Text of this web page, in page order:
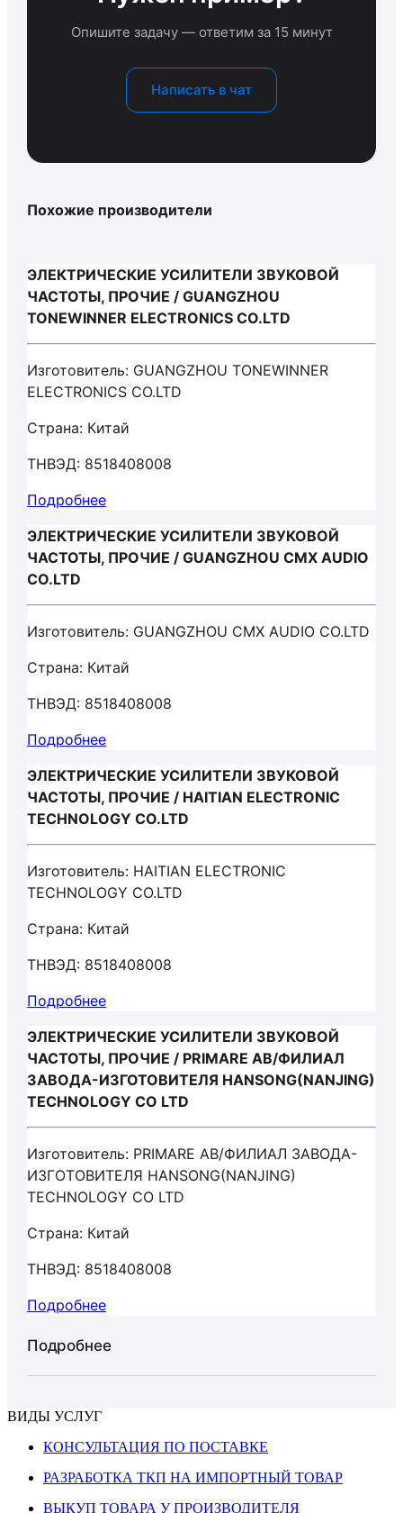
Опишите задачу — ответим за 15 минут
Написать в чат
Похожие производители
ЭЛЕКТРИЧЕСКИЕ УСИЛИТЕЛИ ЗВУКОВОЙ
ЧАСТОТЫ, ПРОЧИЕ / GUANGZHOU
TONEWINNER ELECTRONICS CO.LTD
Изготовитель: GUANGZHOU TONEWINNER
ELECTRONICS CO.LTD
Страна: Китай
ТНВЭД: 8518408008
Подробнее
ЭЛЕКТРИЧЕСКИЕ УСИЛИТЕЛИ ЗВУКОВОЙ
ЧАСТОТЫ, ПРОЧИЕ / GUANGZHOU CMX AUDIO
CO.LTD
Изготовитель: GUANGZHOU CMX AUDIO CO.LTD
Страна: Китай
ТНВЭД: 8518408008
Подробнее
ЭЛЕКТРИЧЕСКИЕ УСИЛИТЕЛИ ЗВУКОВОЙ
ЧАСТОТЫ, ПРОЧИЕ / HAITIAN ELECTRONIC
TECHNOLOGY CO.LTD
Изготовитель: HAITIAN ELECTRONIC
TECHNOLOGY CO.LTD
Страна: Китай
ТНВЭД: 8518408008
Подробнее
ЭЛЕКТРИЧЕСКИЕ УСИЛИТЕЛИ ЗВУКОВОЙ
ЧАСТОТЫ, ПРОЧИЕ / PRIMARE AB/ФИЛИАЛ
ЗАВОДА-ИЗГОТОВИТЕЛЯ HANSONG(NANJING)
TECHNOLOGY CO LTD
Изготовитель: PRIMARE AB/ФИЛИАЛ ЗАВОДА-
ИЗГОТОВИТЕЛЯ HANSONG(NANJING)
TECHNOLOGY CO LTD
Страна: Китай
ТНВЭД: 8518408008
Подробнее
Подробнее
ВИДЫ УСЛУГ
КОНСУЛЬТАЦИЯ ПО ПОСТАВКЕ
РАЗРАБОТКА ТКП НА ИМПОРТНЫЙ ТОВАР
ВЫКУП ТОВАРА У ПРОИЗВОДИТЕЛЯ